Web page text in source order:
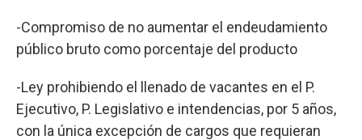
-Compromiso de no aumentar el endeudamiento
público bruto como porcentaje del producto
-Ley prohibiendo el llenado de vacantes en el P.
Ejecutivo, P. Legislativo e intendencias, por 5 años,
con la única excepción de cargos que requieran